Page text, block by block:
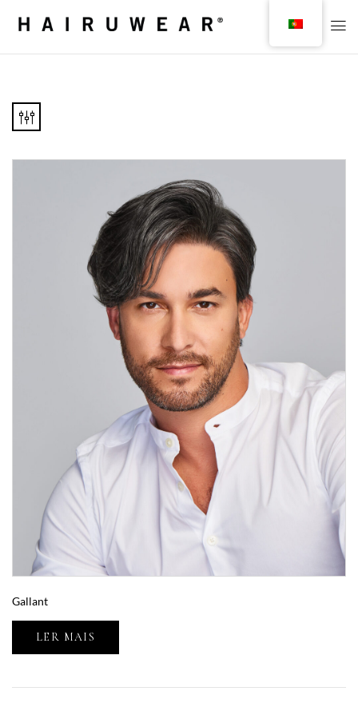
Gallant
LER MAIS